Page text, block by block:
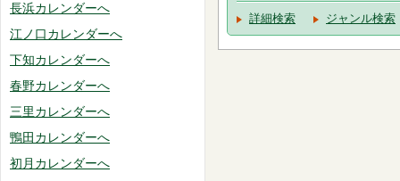
長浜カレンダーへ
江ノ口カレンダーへ
下知カレンダーへ
春野カレンダーへ
三里カレンダーへ
鴨田カレンダーへ
初月カレンダーへ
詳細検索 ジャンル検索